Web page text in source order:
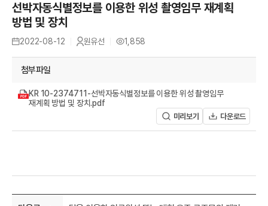
A
선박자동식별정보를 이용한 위성 촬영임무 재계획
방법 및 장치
등
록
2022-08-12
작
성
원유선
조
회
1,858
첨부파일
KR 10-2374711-선박자동식별정보를 이용한 위성 촬영임무
재계획 방법 및 장치.pdf
미리보기 다운로드